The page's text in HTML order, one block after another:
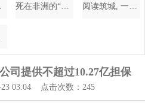
发布 死在非洲的“常州提督”，曾火烧圆明园，戈登之死为啥震动英国？_苏丹_战争_洋枪队 阅读筑城, 一个开放社会的全民阅读风景
司提供不超过10.27亿担保
23 03:04 点击次数：245